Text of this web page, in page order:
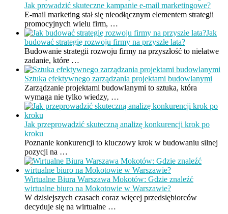
Jak prowadzić skuteczne kampanie e-mail marketingowe?
E-mail marketing stał się nieodłącznym elementem strategii
promocyjnych wielu firm, …
Jak
budować strategię rozwoju firmy na przyszłe lata?
Budowanie strategii rozwoju firmy na przyszłość to niełatwe
zadanie, które …
Sztuka efektywnego zarządzania projektami budowlanymi
Zarządzanie projektami budowlanymi to sztuka, która
wymaga nie tylko wiedzy, …
Jak przeprowadzić skuteczną analizę konkurencji krok po
kroku
Poznanie konkurencji to kluczowy krok w budowaniu silnej
pozycji na …
Wirtualne Biura Warszawa Mokotów: Gdzie znaleźć
wirtualne biuro na Mokotowie w Warszawie?
W dzisiejszych czasach coraz więcej przedsiębiorców
decyduje się na wirtualne …